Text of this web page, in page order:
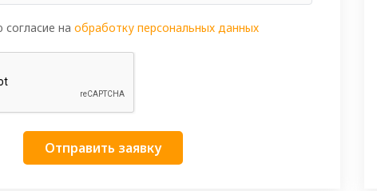
на обработку персональных данных
Отправить заявку